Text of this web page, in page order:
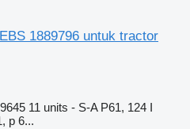
1889796 untuk tractor
11 units - S-A P61, 124 I
p 6...